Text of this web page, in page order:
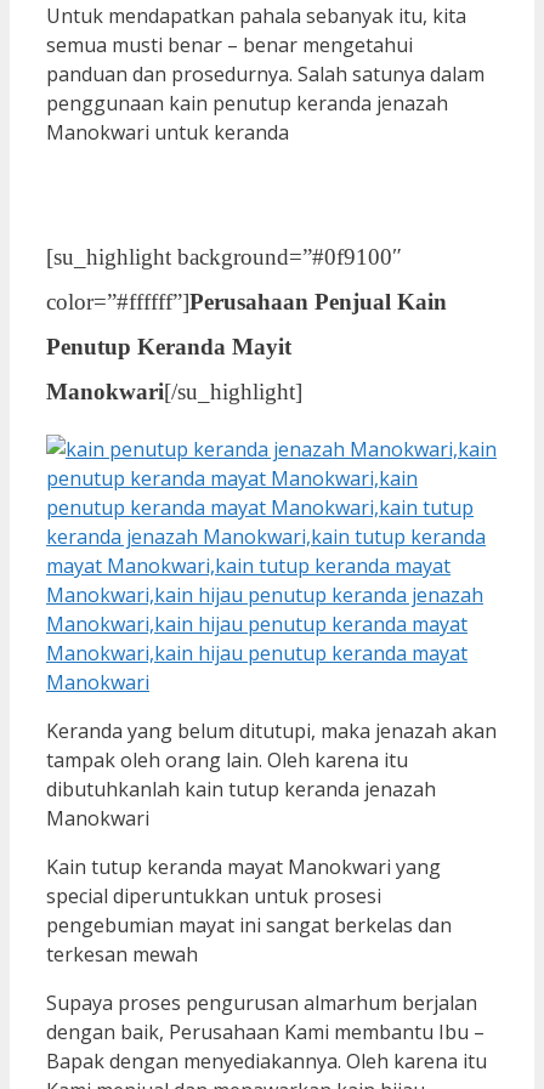
Untuk mendapatkan pahala sebanyak itu, kita
semua musti benar – benar mengetahui
panduan dan prosedurnya. Salah satunya dalam
penggunaan kain penutup keranda jenazah
Manokwari untuk keranda
[su_highlight background=”#0f9100″
color=”#ffffff”]Perusahaan Penjual Kain
Penutup Keranda Mayit
Manokwari[/su_highlight]
Keranda yang belum ditutupi, maka jenazah akan
tampak oleh orang lain. Oleh karena itu
dibutuhkanlah kain tutup keranda jenazah
Manokwari
Kain tutup keranda mayat Manokwari yang
special diperuntukkan untuk prosesi
pengebumian mayat ini sangat berkelas dan
terkesan mewah
Supaya proses pengurusan almarhum berjalan
dengan baik, Perusahaan Kami membantu Ibu –
Bapak dengan menyediakannya. Oleh karena itu